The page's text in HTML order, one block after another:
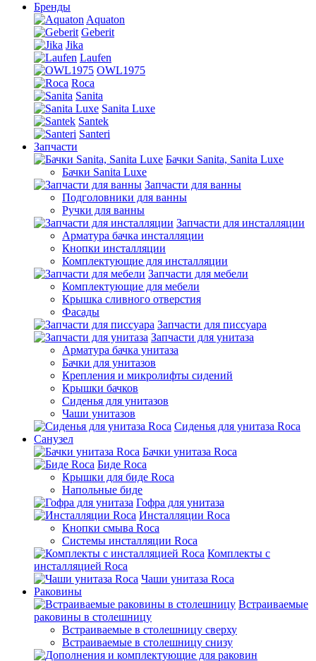
Бренды
Aquaton
Geberit
Jika
Laufen
OWL1975
Roca
Sanita
Sanita Luxe
Santek
Santeri
Запчасти
Бачки Sanita, Sanita Luxe
Бачки Sanita Luxe
Запчасти для ванны
Подголовники для ванны
Ручки для ванны
Запчасти для инсталляции
Арматура бачка инсталляции
Кнопки инсталляции
Комплектующие для инсталляции
Запчасти для мебели
Комплектующие для мебели
Крышка сливного отверстия
Фасады
Запчасти для писсуара
Запчасти для унитаза
Арматура бачка унитаза
Бачки для унитазов
Крепления и микролифты сидений
Крышки бачков
Сиденья для унитазов
Чаши унитазов
Сиденья для унитаза Roca
Санузел
Бачки унитаза Roca
Биде Roca
Крышки для биде Roca
Напольные биде
Гофра для унитаза
Инсталляции Roca
Кнопки смыва Roca
Системы инсталляции Roca
Комплекты с
инсталляцией Roca
Чаши унитаза Roca
Раковины
Встраиваемые
раковины в столешницу
Встраиваемые в столешницу сверху
Встраиваемые в столешницу снизу